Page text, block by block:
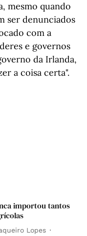
mesmo quando
ser denunciados
com a
e governos
da Irlanda,
a coisa certa".
importou tantos
Lopes